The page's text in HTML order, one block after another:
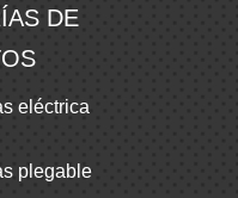
DE
eléctrica
plegable